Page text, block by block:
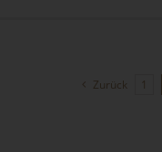
Zurück 1